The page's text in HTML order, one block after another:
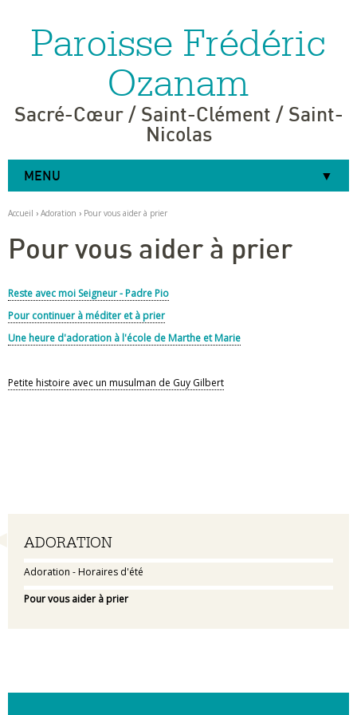
navigation
personnelsParoisse Frédéric
Ozanam
Sacré-Cœur / Saint-Clément / Saint-
Nicolas
MENU
Accueil › Adoration › Pour vous aider à prier
Navigation
ADORATION
Adoration - Horaires d'été
Pour vous aider à prier
Pour vous aider à prier
Reste avec moi Seigneur - Padre Pio
Pour continuer à méditer et à prier
Une heure d'adoration à l'école de Marthe et Marie
Petite histoire avec un musulman de Guy Gilbert